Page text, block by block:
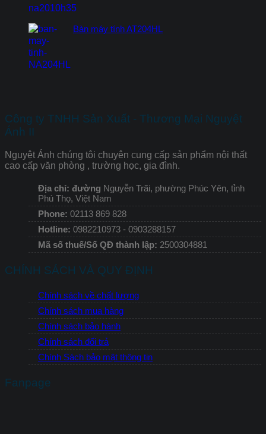
Bàn máy tính AT204HL
Công ty TNHH Sản Xuất - Thương Mại Nguyệt
Ánh II
Nguyệt Ánh chúng tôi chuyên cung cấp sản phẩm nội thất
cao cấp văn phòng , trường học, gia đình.
Địa chỉ: đường Nguyễn Trãi, phường Phúc Yên, tỉnh
Phú Thọ, Việt Nam
Phone: 02113 869 828
Hotline: 0982210973 - 0903288157
Mã số thuế/Số QĐ thành lập: 2500304881
CHÍNH SÁCH VÀ QUY ĐỊNH
Chính sách về chất lượng
Chính sách mua hàng
Chính sách bảo hành
Chính sách đổi trả
Chính Sách bảo mật thông tin
Fanpage